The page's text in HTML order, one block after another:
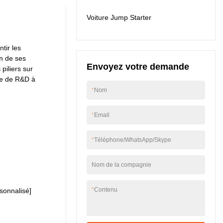
les
de ses
piliers sur
de R&D à
stockage d'énergie, le
Voiture Jump Starter
Envoyez votre demande
*Nom
*Email
*Téléphone/WhatsApp/Skype
Nom de la compagnie
*Contenu